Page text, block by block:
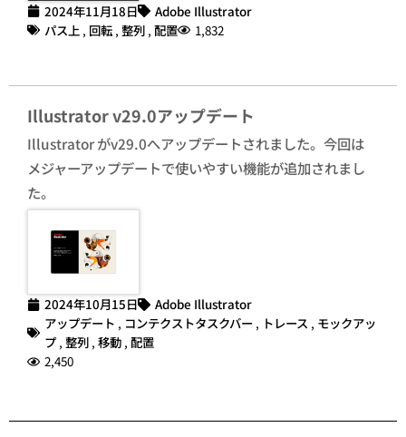
2024年11月18日
Adobe Illustrator
パス上 , 回転 , 整列 , 配置 1,832
Illustrator v29.0アップデート
Illustrator がv29.0へアップデートされました。今回は
メジャーアップデートで使いやすい機能が追加されまし
た。
2024年10月15日
Adobe Illustrator
アップデート , コンテクストタスクバー , トレース , モックアッ
プ, 整列 , 移動 , 配置
2,450